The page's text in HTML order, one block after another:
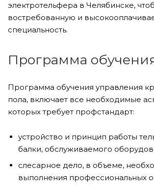
электротельфера в Челябинске,
востребованную и
специальность.
Программа
Программа обучения управления
пола, включает все необходимые
которых требует профстандарт:
устройство и принцип работы
балки, обслуживаемого
слесарное дело, в объеме,
выполнения профессиональных